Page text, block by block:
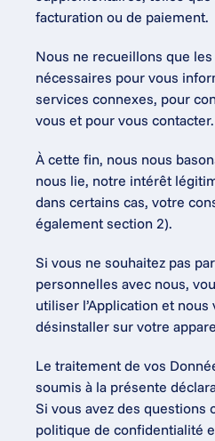
facturation ou de paiement.
Nous ne recueillons que
nécessaires pour vous
services connexes, pour
vous et pour vous contacter.
À cette fin, nous nous
nous lie, notre intérêt
dans certains cas, votre
également section 2).
Si vous ne souhaitez pas
personnelles avec nous,
utiliser l’Application et
désinstaller sur votre
Le traitement de vos
soumis à la présente
Si vous avez des questions
politique de confidentialité